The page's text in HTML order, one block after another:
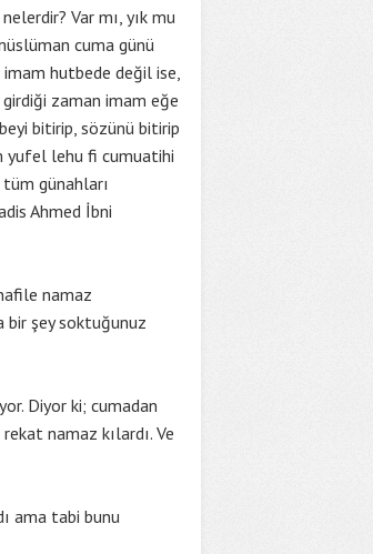
Var mı, yık mu
cuma günü
imam hutbede değil ise,
zaman imam eğe
bitirip, sözünü bitirip
yufel lehu fi cumuatihi
günahları
Ahmed İbni
namaz
bir şey soktuğunuz
Diyor ki; cumadan
namaz kılardı. Ve
ama tabi bunu